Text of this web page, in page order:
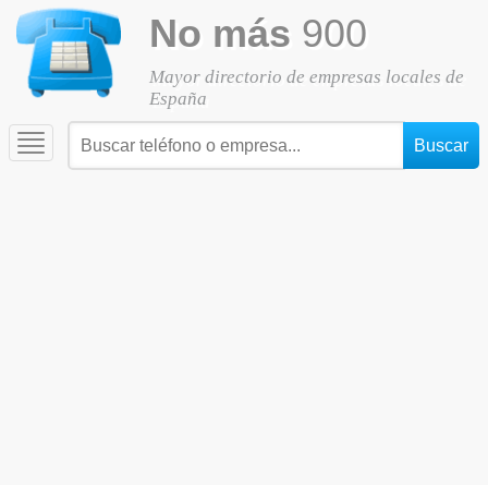
No más 900
Mayor directorio de empresas locales de
España
Toggle
navigation